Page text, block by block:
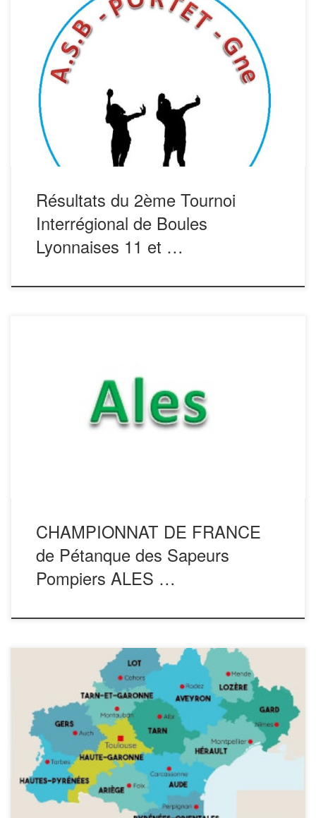
Clique sur l’album Photos BOULES LYONNAISES Les
Toulousains maitres chez eux Le 2è tournoi interrégional de
boules lyonnaises a tenu ses promesses. 24 équipes
venues de départements lointains (Ain, Ariège, Ardèche,
Drôme, Corrèze, Loire, Rhône, Isère, Savoie, Hérault, Lot,
Haute Garonne) ont participées à la réussite de cette
manifestation.Le cadre […]
Résultats du 2ème Tournoi
Interrégional de Boules
Lyonnaises 11 et …
championnat qui s’est déroulé à Alès les 6, 7 et 8
Septembre 2019. Consulter sur le site le parcours et les
résultats par équipe. Championnat de France : Challenge
Christian RIVIERE Champions : Christophe LE FUR.
CHAMPIONNAT DE FRANCE
de Pétanque des Sapeurs
Pompiers ALES …
https://public.joomeo.com/albums/60bb3e0aac78f BOULES
LYONNAISESPremière réussie pour les Sapeurs-Pompiers
L’Amicale des Sapeurs-Pompiers de Toulouse Lougnon et
l’U.D.S.P 31 ont réussi leur pari.Seize équipes venues des
départements Ain, Ardèche, Drôme, Haute Garonne, Isère,
Loire, Lot, Rhône, Savoie et Tarn ont animé le boulodrome
Victor Garcia.Evidemment le résultat sportif était recherché
par […]